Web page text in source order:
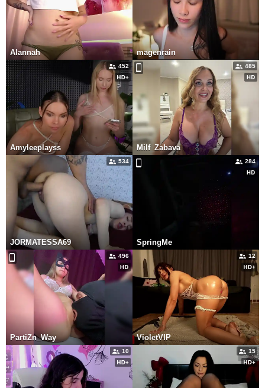
Alannah magenrain
452
Amyleeplayss
485
Milf_Zabava
534
JORMATESSA69
284
SpringMe
496
PartiZn_Way
12
VioletVIP
10 15